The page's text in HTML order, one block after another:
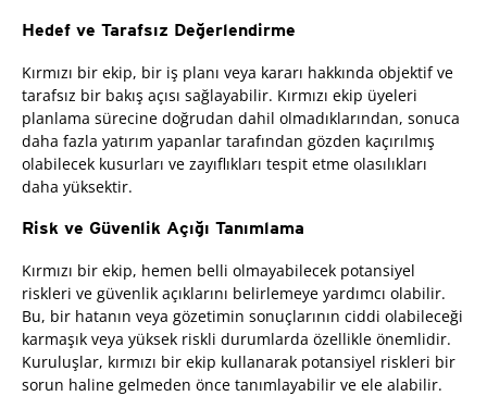
Hedef ve Tarafsız Değerlendirme
Kırmızı bir ekip, bir iş planı veya kararı hakkında objektif ve
tarafsız bir bakış açısı sağlayabilir. Kırmızı ekip üyeleri
planlama sürecine doğrudan dahil olmadıklarından, sonuca
daha fazla yatırım yapanlar tarafından gözden kaçırılmış
olabilecek kusurları ve zayıflıkları tespit etme olasılıkları
daha yüksektir.
Risk ve Güvenlik Açığı Tanımlama
Kırmızı bir ekip, hemen belli olmayabilecek potansiyel
riskleri ve güvenlik açıklarını belirlemeye yardımcı olabilir.
Bu, bir hatanın veya gözetimin sonuçlarının ciddi olabileceği
karmaşık veya yüksek riskli durumlarda özellikle önemlidir.
Kuruluşlar, kırmızı bir ekip kullanarak potansiyel riskleri bir
sorun haline gelmeden önce tanımlayabilir ve ele alabilir.